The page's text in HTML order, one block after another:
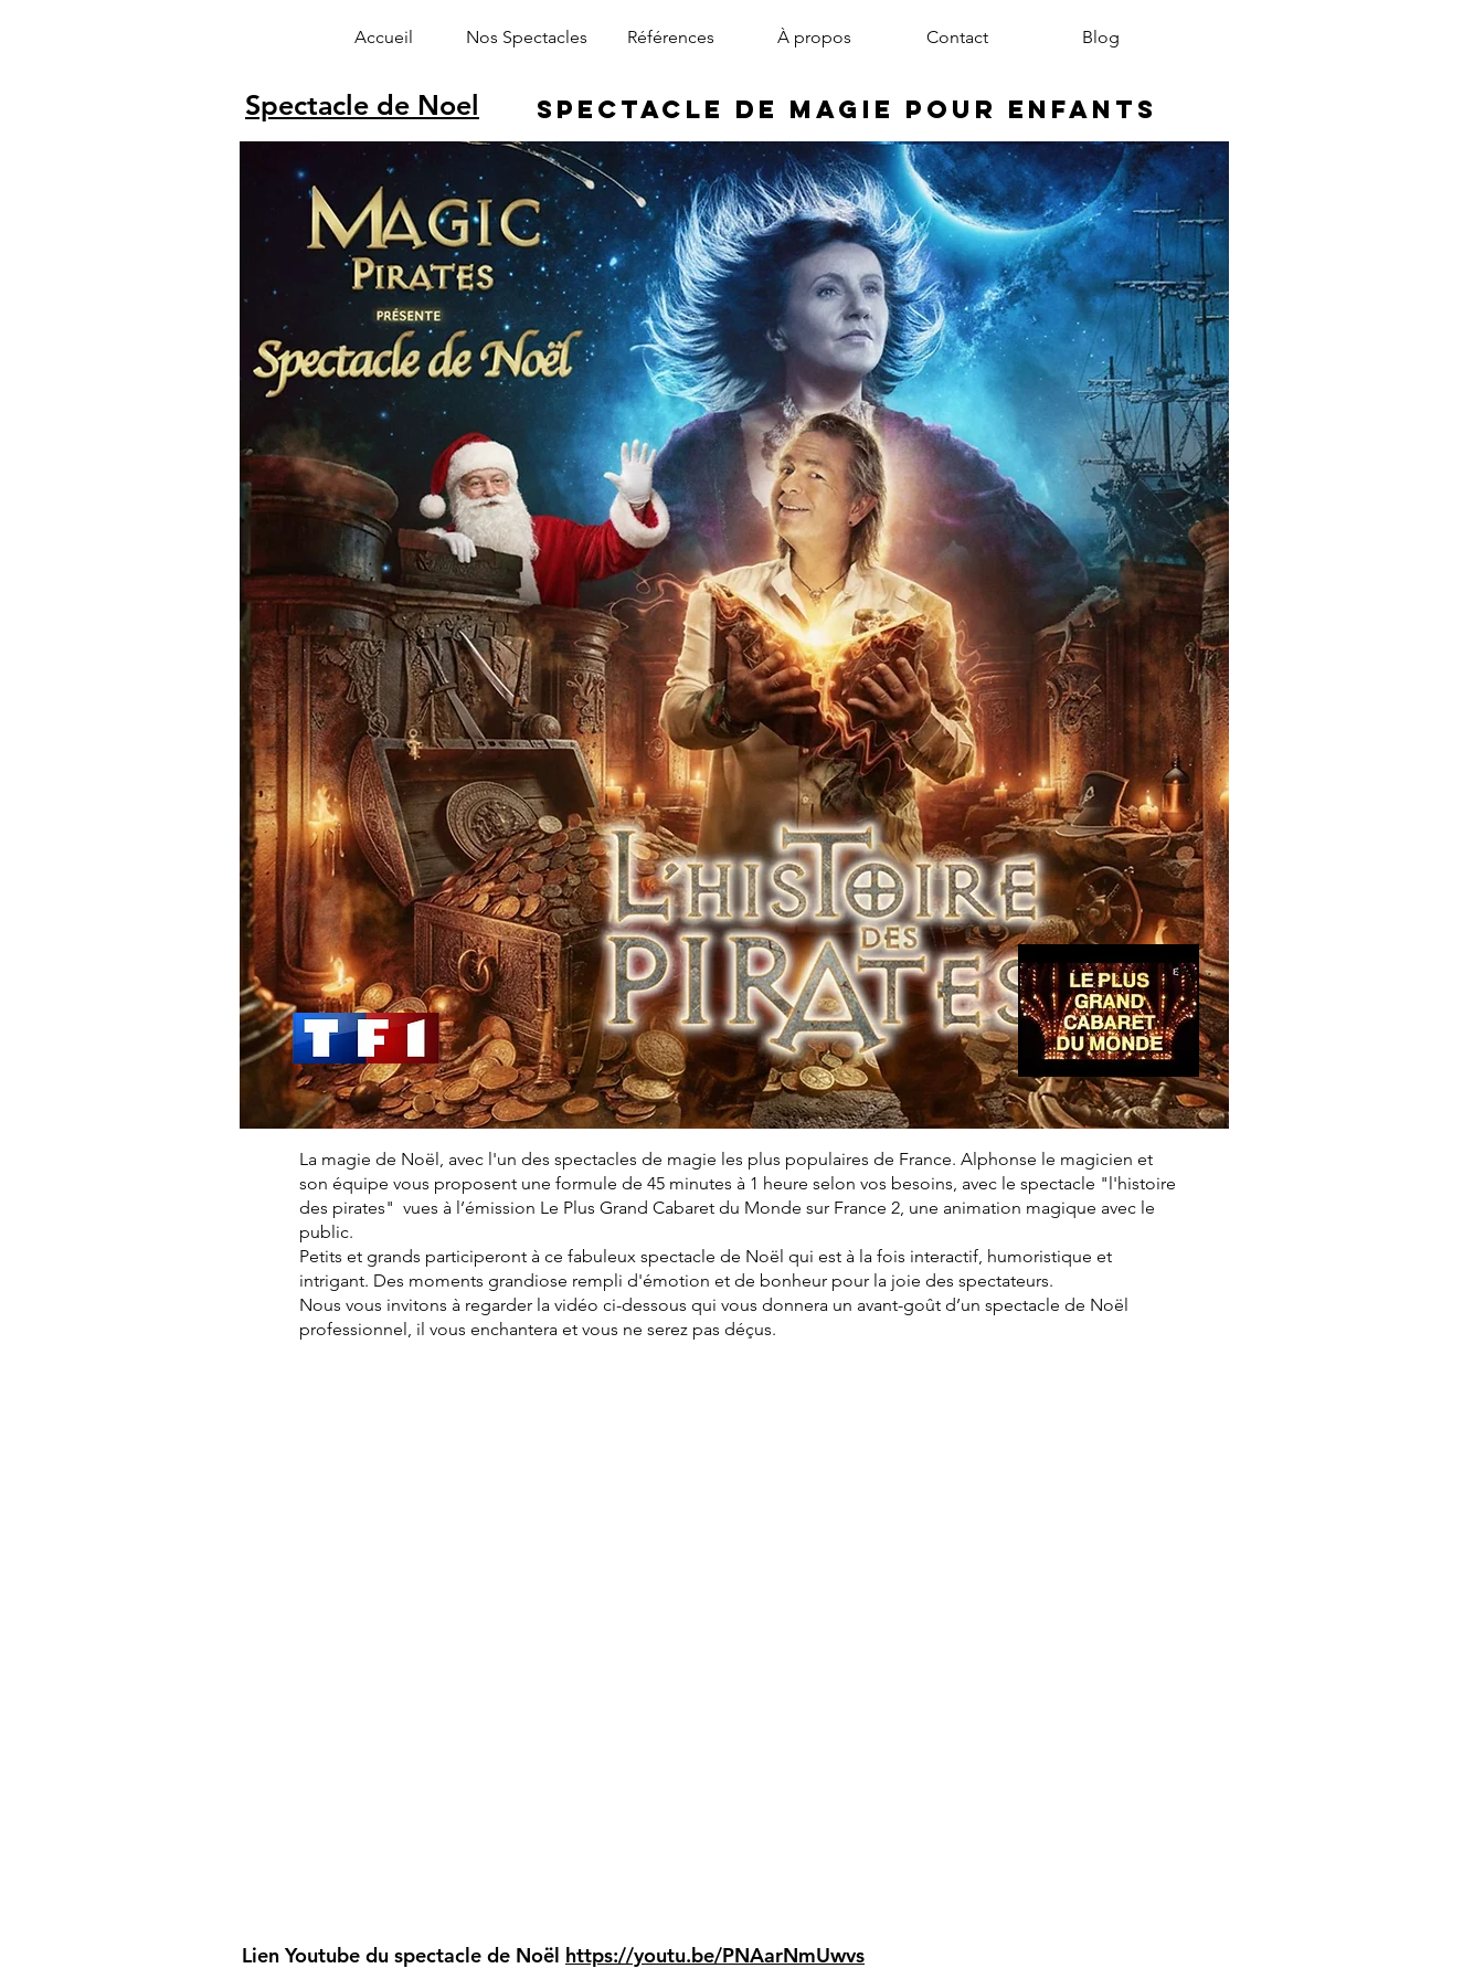
Accueil Nos Spectacles Références À propos Contact Blog
Spectacle de Noel Spectacle de Magie pour enfants
Alphonse le magicien arbre de noël
La magie de Noël, avec l'un des spectacles de magie les plus populaires de France. Alphonse le magicien et
son équipe vous proposent une formule de 45 minutes à 1 heure selon vos besoins, avec le spectacle "l'histoire
des pirates" vues à l’émission Le Plus Grand Cabaret du Monde sur France 2, une animation magique avec le
public.
Petits et grands participeront à ce fabuleux spectacle de Noël qui est à la fois interactif, humoristique et
intrigant. Des moments grandiose rempli d'émotion et de bonheur pour la joie des spectateurs.
Nous vous invitons à regarder la vidéo ci-dessous qui vous donnera un avant-goût d’un spectacle de Noël
professionnel, il vous enchantera et vous ne serez pas déçus.
Lien Youtube du spectacle de Noël https://youtu.be/PNAarNmUwvs